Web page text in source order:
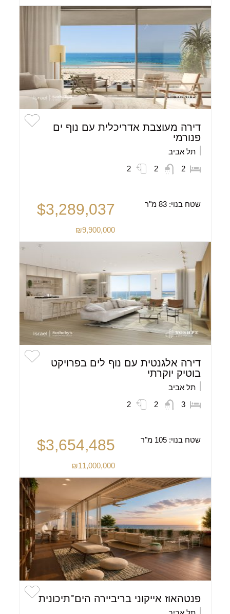
דירה מעוצבת אדריכלית עם נוף ים
פנורמי
תל אביב
2
2
2
שטח בנוי:83 מ"ר $3,289,037
₪9,900,000
דירה אלגנטית עם נוף לים בפרויקט
בוטיק יוקרתי
תל אביב
3
2
2
שטח בנוי:105 מ"ר $3,654,485
₪11,000,000
פנטהאוז אייקוני בריביירה הים־תיכונית